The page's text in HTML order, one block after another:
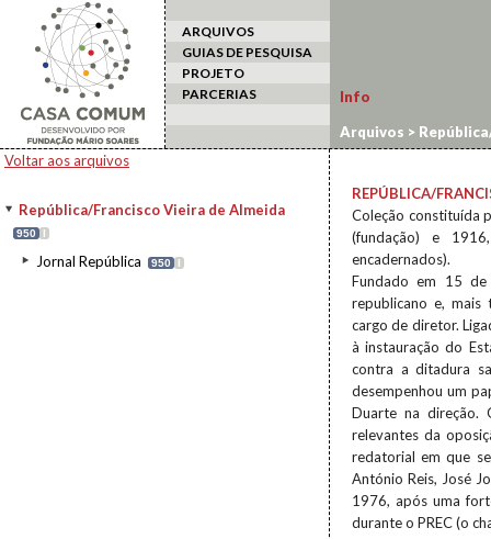
ARQUIVOS
GUIAS DE PESQUISA
PROJETO
PARCERIAS
Voltar aos arquivos
República/Francisco Vieira de Almeida
950 I
Jornal República 950 I
Info
Arquivos >
REPÚBLICA/
Coleção constituída
(fundação) e
encadernados).
Fundado em 15
republicano e, mais
cargo de diretor.
à instauração do
contra a ditadura
desempenhou um
Duarte na direção.
relevantes da
redatorial em que
António Reis, José
1976, após uma
durante o PREC (o